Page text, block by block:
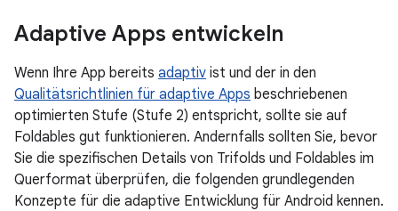
Adaptive Apps entwickeln
Wenn Ihre App bereits adaptiv ist und der in den
Qualitätsrichtlinien für adaptive Apps beschriebenen
optimierten Stufe (Stufe 2) entspricht, sollte sie auf
Foldables gut funktionieren. Andernfalls sollten Sie, bevor
Sie die spezifischen Details von Trifolds und Foldables im
Querformat überprüfen, die folgenden grundlegenden
Konzepte für die adaptive Entwicklung für Android kennen.